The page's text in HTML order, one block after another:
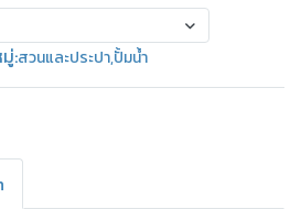
:สวนและประปา,ปั้มน้ำ